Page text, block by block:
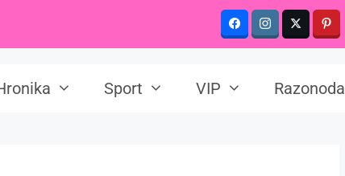
Sport VIP Razonoda